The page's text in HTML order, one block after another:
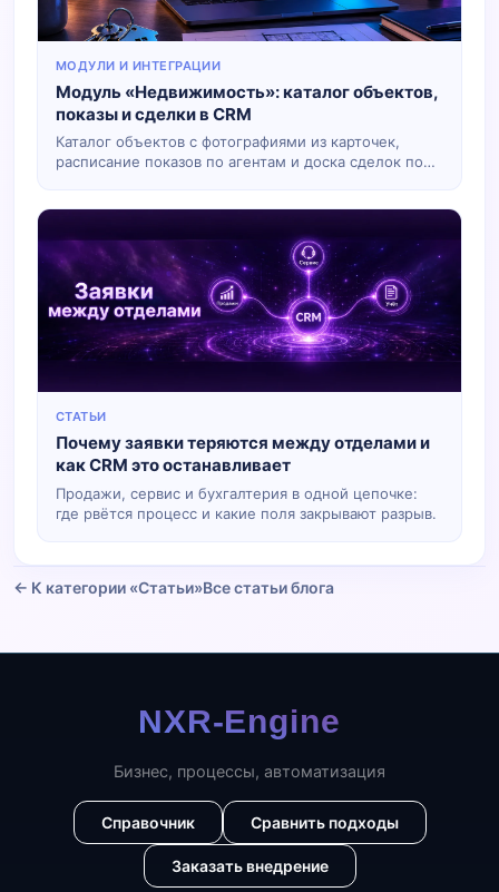
МОДУЛИ И ИНТЕГРАЦИИ
Модуль «Недвижимость»: каталог объектов,
показы и сделки в CRM
Каталог объектов с фотографиями из карточек,
расписание показов по агентам и доска сделок по
СТАТЬИ
Почему заявки теряются между отделами и
как CRM это останавливает
Продажи, сервис и бухгалтерия в одной цепочке:
где рвётся процесс и какие поля закрывают разрыв.
← К категории «Статьи»Все статьи блога
Бизнес, процессы, автоматизация
Справочник Сравнить подходы
Заказать внедрение